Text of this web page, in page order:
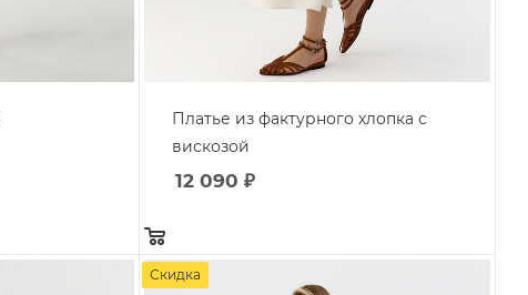
Платье из фактурного хлопка с
вискозой
12 090 ₽
Скидка